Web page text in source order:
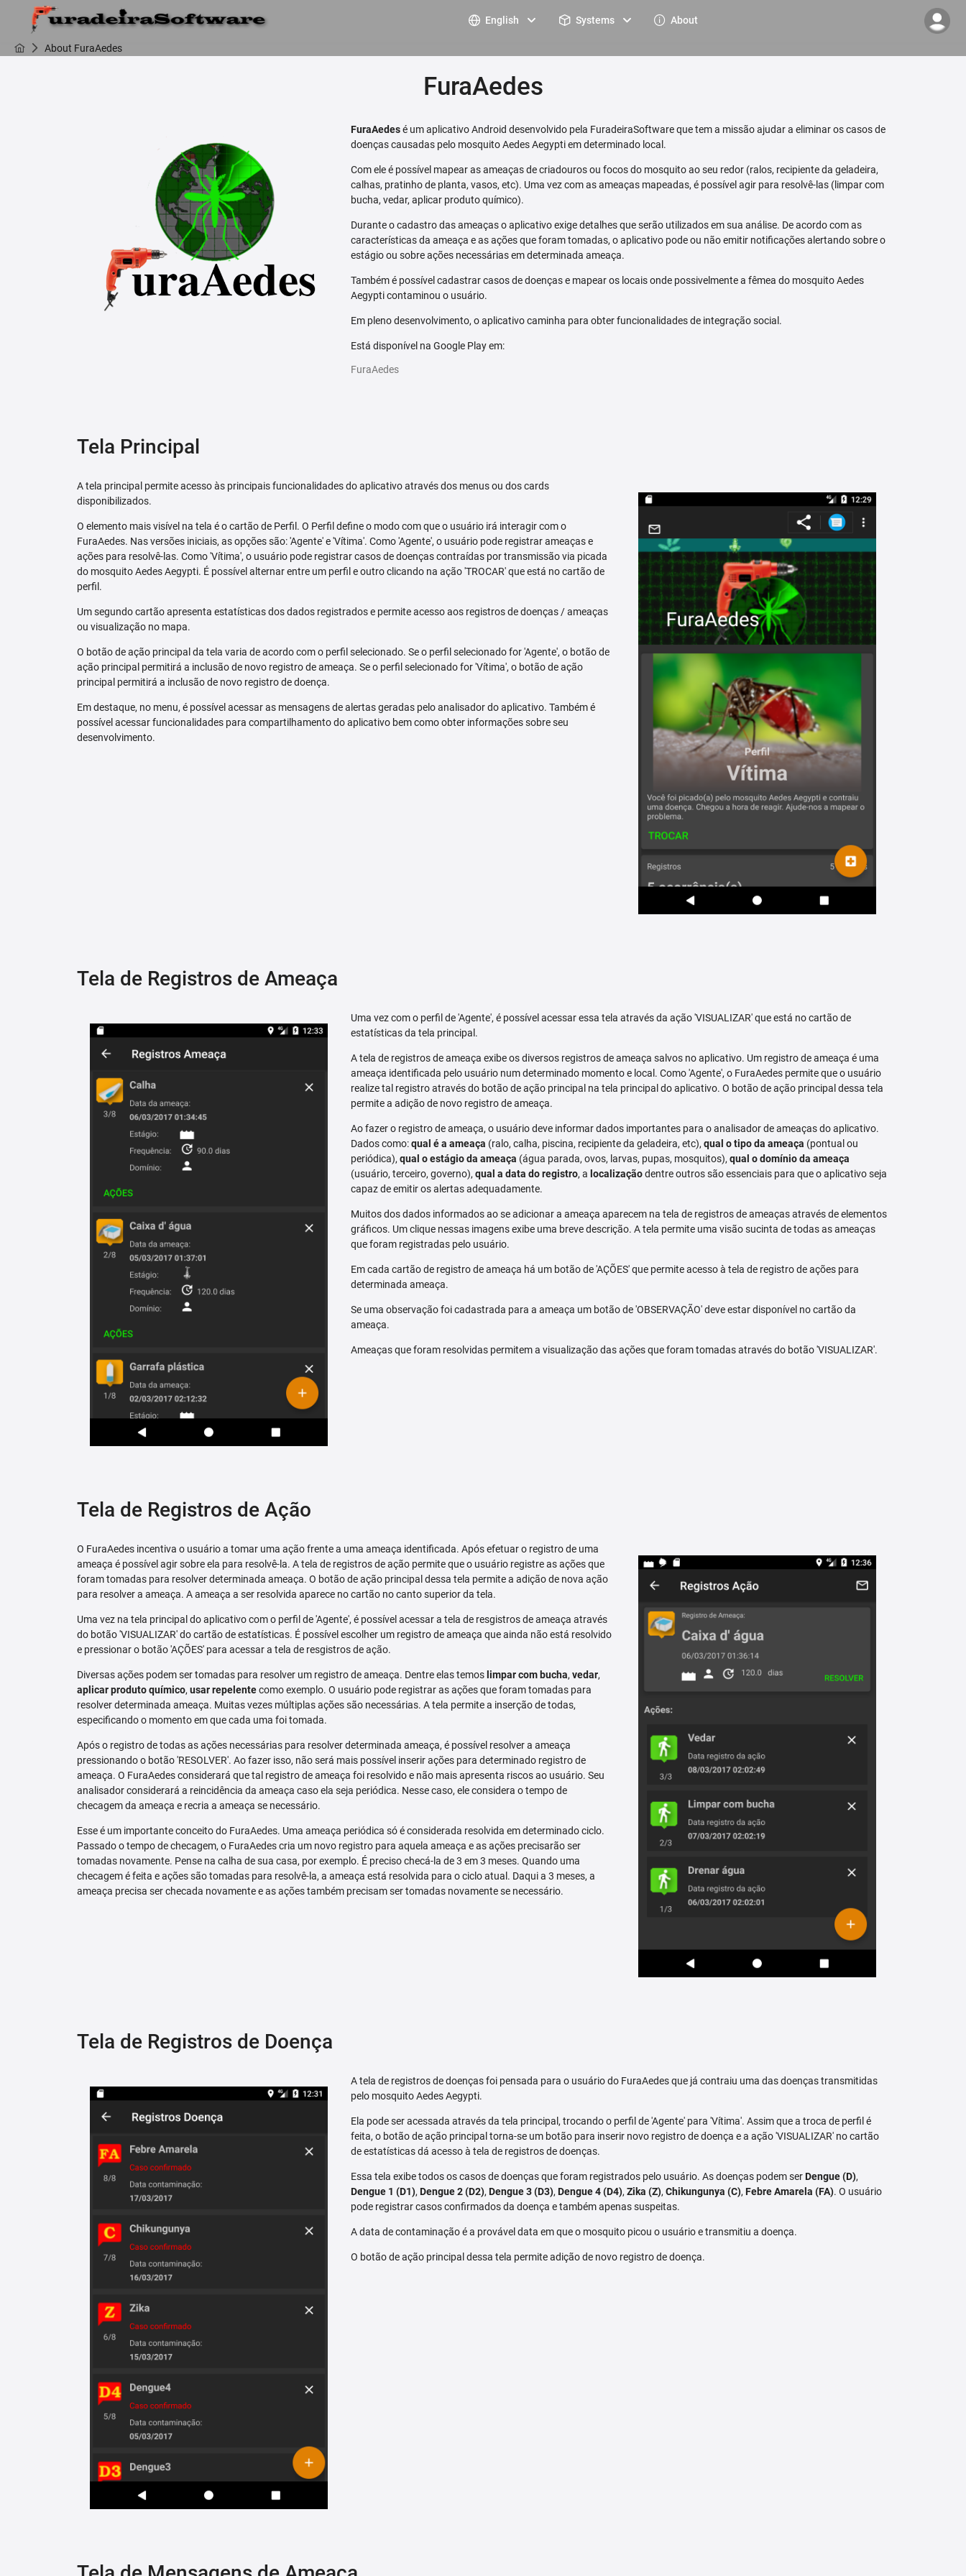
English Systems About
About FuraAedes
FuraAedes
FuraAedesé um aplicativo Android desenvolvido pela FuradeiraSoftware que tem a missão ajudar a eliminar os casos de
doenças causadas pelo mosquito Aedes Aegypti em determinado local.
Com ele é possível mapear as ameaças de criadouros ou focos do mosquito ao seu redor (ralos, recipiente da geladeira,
calhas, pratinho de planta, vasos, etc). Uma vez com as ameaças mapeadas, é possível agir para resolvê-las (limpar com
bucha, vedar, aplicar produto químico).
Durante o cadastro das ameaças o aplicativo exige detalhes que serão utilizados em sua análise. De acordo com as
características da ameaça e as ações que foram tomadas, o aplicativo pode ou não emitir notificações alertando sobre o
estágio ou sobre ações necessárias em determinada ameaça.
Também é possível cadastrar casos de doenças e mapear os locais onde possivelmente a fêmea do mosquito Aedes
Aegypti contaminou o usuário.
Em pleno desenvolvimento, o aplicativo caminha para obter funcionalidades de integração social.
Está disponível na Google Play em:
FuraAedes
Tela Principal
A tela principal permite acesso às principais funcionalidades do aplicativo através dos menus ou dos cards
disponibilizados.
O elemento mais visível na tela é o cartão de Perfil. O Perfil define o modo com que o usuário irá interagir com o
FuraAedes. Nas versões iniciais, as opções são: 'Agente' e 'Vítima'. Como 'Agente', o usuário pode registrar ameaças e
ações para resolvê-las. Como 'Vítima', o usuário pode registrar casos de doenças contraídas por transmissão via picada
do mosquito Aedes Aegypti. É possível alternar entre um perfil e outro clicando na ação 'TROCAR' que está no cartão de
perfil.
Um segundo cartão apresenta estatísticas dos dados registrados e permite acesso aos registros de doenças / ameaças
ou visualização no mapa.
O botão de ação principal da tela varia de acordo com o perfil selecionado. Se o perfil selecionado for 'Agente', o botão de
ação principal permitirá a inclusão de novo registro de ameaça. Se o perfil selecionado for 'Vítima', o botão de ação
principal permitirá a inclusão de novo registro de doença.
Em destaque, no menu, é possível acessar as mensagens de alertas geradas pelo analisador do aplicativo. Também é
possível acessar funcionalidades para compartilhamento do aplicativo bem como obter informações sobre seu
desenvolvimento.
Tela de Registros de Ameaça
Uma vez com o perfil de 'Agente', é possível acessar essa tela através da ação 'VISUALIZAR' que está no cartão de
estatísticas da tela principal.
A tela de registros de ameaça exibe os diversos registros de ameaça salvos no aplicativo. Um registro de ameaça é uma
ameaça identificada pelo usuário num determinado momento e local. Como 'Agente', o FuraAedes permite que o usuário
realize tal registro através do botão de ação principal na tela principal do aplicativo. O botão de ação principal dessa tela
permite a adição de novo registro de ameaça.
Ao fazer o registro de ameaça, o usuário deve informar dados importantes para o analisador de ameaças do aplicativo.
Dados como:qual é a ameaça (ralo, calha, piscina, recipiente da geladeira, etc),qual o tipo da ameaça (pontual ou
periódica),qual o estágio da ameaça (água parada, ovos, larvas, pupas, mosquitos),qual o domínio da ameaça
(usuário, terceiro, governo),qual a data do registro, a localizaçãodentre outros são essenciais para que o aplicativo seja
capaz de emitir os alertas adequadamente.
Muitos dos dados informados ao se adicionar a ameaça aparecem na tela de registros de ameaças através de elementos
gráficos. Um clique nessas imagens exibe uma breve descrição. A tela permite uma visão sucinta de todas as ameaças
que foram registradas pelo usuário.
Em cada cartão de registro de ameaça há um botão de 'AÇÕES' que permite acesso à tela de registro de ações para
determinada ameaça.
Se uma observação foi cadastrada para a ameaça um botão de 'OBSERVAÇÃO' deve estar disponível no cartão da
ameaça.
Ameaças que foram resolvidas permitem a visualização das ações que foram tomadas através do botão 'VISUALIZAR'.
Tela de Registros de Ação
O FuraAedes incentiva o usuário a tomar uma ação frente a uma ameaça identificada. Após efetuar o registro de uma
ameaça é possível agir sobre ela para resolvê-la. A tela de registros de ação permite que o usuário registre as ações que
foram tomadas para resolver determinada ameaça. O botão de ação principal dessa tela permite a adição de nova ação
para resolver a ameaça. A ameaça a ser resolvida aparece no cartão no canto superior da tela.
Uma vez na tela principal do aplicativo com o perfil de 'Agente', é possível acessar a tela de resgistros de ameaça através
do botão 'VISUALIZAR' do cartão de estatísticas. É possível escolher um registro de ameaça que ainda não está resolvido
e pressionar o botão 'AÇÕES' para acessar a tela de resgistros de ação.
Diversas ações podem ser tomadas para resolver um registro de ameaça. Dentre elas temos limpar com bucha, vedar,
aplicar produto químico, usar repelentecomo exemplo. O usuário pode registrar as ações que foram tomadas para
resolver determinada ameaça. Muitas vezes múltiplas ações são necessárias. A tela permite a inserção de todas,
especificando o momento em que cada uma foi tomada.
Após o registro de todas as ações necessárias para resolver determinada ameaça, é possível resolver a ameaça
pressionando o botão 'RESOLVER'. Ao fazer isso, não será mais possível inserir ações para determinado registro de
ameaça. O FuraAedes considerará que tal registro de ameaça foi resolvido e não mais apresenta riscos ao usuário. Seu
analisador considerará a reincidência da ameaça caso ela seja periódica. Nesse caso, ele considera o tempo de
checagem da ameaça e recria a ameaça se necessário.
Esse é um importante conceito do FuraAedes. Uma ameaça periódica só é considerada resolvida em determinado ciclo.
Passado o tempo de checagem, o FuraAedes cria um novo registro para aquela ameaça e as ações precisarão ser
tomadas novamente. Pense na calha de sua casa, por exemplo. É preciso checá-la de 3 em 3 meses. Quando uma
checagem é feita e ações são tomadas para resolvê-la, a ameaça está resolvida para o ciclo atual. Daqui a 3 meses, a
ameaça precisa ser checada novamente e as ações também precisam ser tomadas novamente se necessário.
Tela de Registros de Doença
A tela de registros de doenças foi pensada para o usuário do FuraAedes que já contraiu uma das doenças transmitidas
pelo mosquito Aedes Aegypti.
Ela pode ser acessada através da tela principal, trocando o perfil de 'Agente' para 'Vítima'. Assim que a troca de perfil é
feita, o botão de ação principal torna-se um botão para inserir novo registro de doença e a ação 'VISUALIZAR' no cartão
de estatísticas dá acesso à tela de registros de doenças.
Essa tela exibe todos os casos de doenças que foram registrados pelo usuário. As doenças podem serDengue (D),
Dengue 1 (D1),Dengue 2 (D2),Dengue 3 (D3),Dengue 4 (D4),Zika (Z),Chikungunya (C),Febre Amarela (FA). O usuário
pode registrar casos confirmados da doença e também apenas suspeitas.
A data de contaminação é a provável data em que o mosquito picou o usuário e transmitiu a doença.
O botão de ação principal dessa tela permite adição de novo registro de doença.